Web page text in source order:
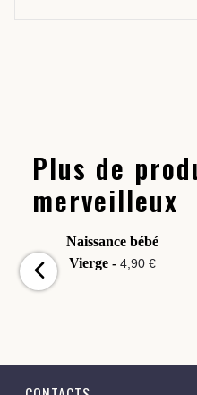
Plus de
merveilleux
Naissance bébé
Vierge -4,90 €